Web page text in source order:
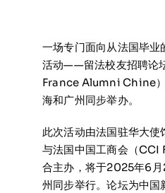
联系我们
一场专门面向从法国毕业
活动——留法校友招聘论
France Alumni Chine
海和广州同步举办。
此次活动由法国驻华大
与法国中国工商会（CCI
合主办，将于2025年6
州同步举行。论坛为中国